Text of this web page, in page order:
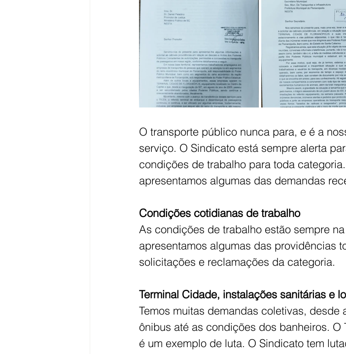
O transporte público nunca para, e é a
serviço. O Sindicato está sempre alerta
condições de trabalho para toda
apresentamos algumas das demandas
Condições cotidianas de trabalho
As condições de trabalho estão sempre
apresentamos algumas das providências
solicitações e reclamações da categoria.
Terminal Cidade, instalações sanitárias e
Temos muitas demandas coletivas,
ônibus até as condições dos banheiros. O
é um exemplo de luta. O Sindicato tem